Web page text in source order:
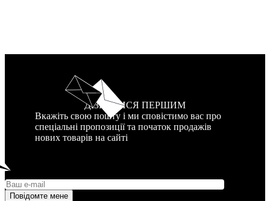
ДІЗНАТИСЯ ПЕРШИМ
Вкажіть свою пошту і ми сповістимо вас про
спеціальні пропозиції та початок продажів
нових товарів на сайті
Повідомте мене